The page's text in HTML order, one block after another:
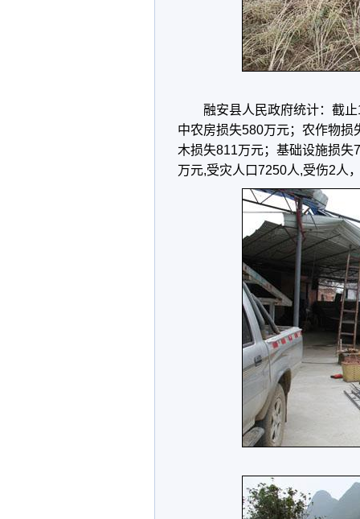
融安县人民政府统计：截
中农房损失580万元；农作物
木损失811万元；基础设施损
万元,受灾人口7250人,受伤2人